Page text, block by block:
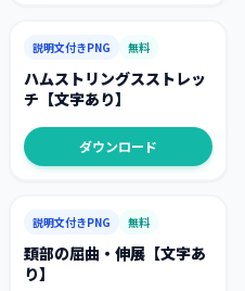
説明文付きPNG 無料
ハムストリングスストレッ
チ【文字あり】
ダウンロード
説明文付きPNG 無料
頚部の屈曲・伸展【文字あ
り】